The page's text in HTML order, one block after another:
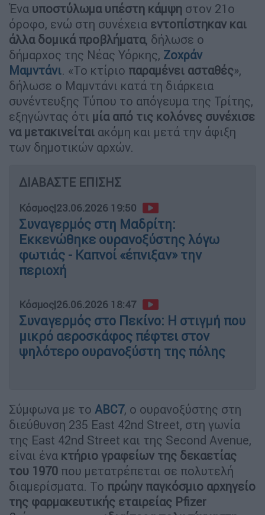
Ένα υποστύλωμα υπέστη κάμψη στον 21ο
όροφο, ενώ στη συνέχεια εντοπίστηκαν και
άλλα δομικά προβλήματα, δήλωσε ο
δήμαρχος της Νέας Υόρκης, Ζοχράν
Μαμντάνι. «Το κτίριο παραμένει ασταθές»,
δήλωσε ο Μαμντάνι κατά τη διάρκεια
συνέντευξης Τύπου το απόγευμα της Τρίτης,
εξηγώντας ότι μία από τις κολόνες συνέχισε
να μετακινείται ακόμη και μετά την άφιξη
των δημοτικών αρχών.
ΔΙΑΒΑΣΤΕ ΕΠΙΣΗΣ
Κόσμος|23.06.2026 19:50
Συναγερμός στη Μαδρίτη:
Εκκενώθηκε ουρανοξύστης λόγω
φωτιάς - Καπνοί «έπνιξαν» την
περιοχή
Κόσμος|26.06.2026 18:47
Συναγερμός στο Πεκίνο: Η στιγμή που
μικρό αεροσκάφος πέφτει στον
ψηλότερο ουρανοξύστη της πόλης
Σύμφωνα με το ABC7, ο ουρανοξύστης στη
διεύθυνση 235 East 42nd Street, στη γωνία
της East 42nd Street και της Second Avenue,
είναι ένα κτήριο γραφείων της δεκαετίας
του 1970 που μετατρέπεται σε πολυτελή
διαμερίσματα. Το πρώην παγκόσμιο αρχηγείο
της φαρμακευτικής εταιρείας Pfizer